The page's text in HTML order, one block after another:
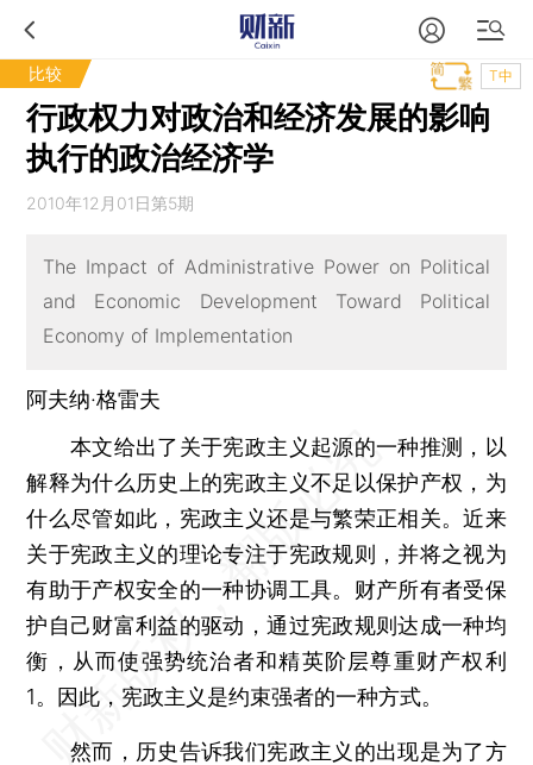
比较 T中
行政权力对政治和经济发展的影响
执行的政治经济学
2010年12月01日第5期
The Impact of Administrative Power on Political
and Economic Development Toward Political
Economy of Implementation
阿夫纳·格雷夫
本文给出了关于宪政主义起源的一种推测，以
解释为什么历史上的宪政主义不足以保护产权，为
什么尽管如此，宪政主义还是与繁荣正相关。近来
关于宪政主义的理论专注于宪政规则，并将之视为
有助于产权安全的一种协调工具。财产所有者受保
护自己财富利益的驱动，通过宪政规则达成一种均
衡，从而使强势统治者和精英阶层尊重财产权利
1。因此，宪政主义是约束强者的一种方式。
然而，历史告诉我们宪政主义的出现是为了方